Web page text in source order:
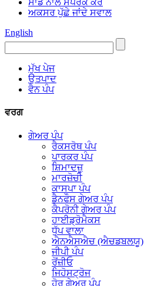
ਸਾਡੇ ਨਾਲ ਸੰਪਰਕ ਕਰੋ
ਅਕਸਰ ਪੁੱਛੇ ਜਾਂਦੇ ਸਵਾਲ
English
ਮੁੱਖ ਪੇਜ
ਉਤਪਾਦ
ਵੈਨ ਪੰਪ
ਵਰਗ
ਗੇਅਰ ਪੰਪ
ਰੈਕਸਰੋਥ ਪੰਪ
ਪਾਰਕਰ ਪੰਪ
ਸ਼ਿਮਾਦਜ਼ੂ
ਮਾਰਜ਼ੋਚੀ
ਕਾਸਪਾ ਪੰਪ
ਡੈਨਫੌਸ ਗੇਅਰ ਪੰਪ
ਕੈਪਰੋਨੀ ਗੇਅਰ ਪੰਪ
ਹਾਈਡ੍ਰੋਮੈਕਸ
ਧੁੱਪ ਵਾਲਾ
ਐਨਐਸਐਚ (ਐਚਡਬਲਯੂ)
ਜੀਪੀ ਪੰਪ
ਰੋਂਜ਼ੀਓ
ਜਿਹੋਸਟ੍ਰੋਜ
ਹੋਰ ਗੇਅਰ ਪੰਪ